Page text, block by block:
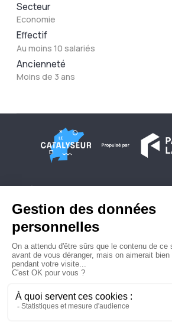
Secteur
Economie
Effectif
Au moins 10 salariés
Ancienneté
Moins de 3 ans
Conditions générales d'utilisation
Contactez-nous
Politique de confidentialité
Plan du site
© 2026 Copyright - Le Catalyseur